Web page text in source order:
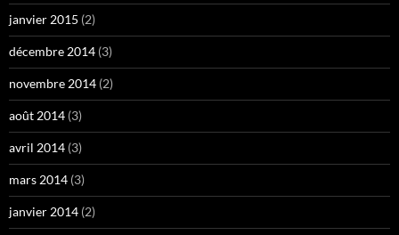
janvier 2015 (2)
décembre 2014 (3)
novembre 2014 (2)
août 2014 (3)
avril 2014 (3)
mars 2014 (3)
janvier 2014 (2)